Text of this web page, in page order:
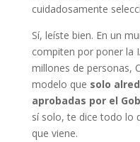
cuidadosamente
Sí, leíste bien. En un
compiten por poner la
millones de personas,
modelo que solo
aprobadas por el
sí solo, te dice todo lo
que viene.